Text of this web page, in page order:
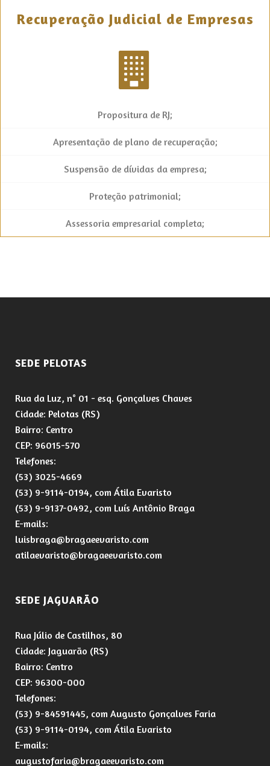
Recuperação Judicial de Empresas
Propositura de RJ;
Apresentação de plano de recuperação;
Suspensão de dívidas da empresa;
Proteção patrimonial;
Assessoria empresarial completa;
SEDE PELOTAS
Rua da Luz, n° 01 - esq. Gonçalves Chaves
Cidade: Pelotas (RS)
Bairro: Centro
CEP: 96015-570
Telefones:
(53) 3025-4669
(53) 9-9114-0194, com Átila Evaristo
(53) 9-9137-0492, com Luís Antônio Braga
E-mails:
luisbraga@bragaeevaristo.com
atilaevaristo@bragaeevaristo.com
SEDE JAGUARÃO
Rua Júlio de Castilhos, 80
Cidade: Jaguarão (RS)
Bairro: Centro
CEP: 96300-000
Telefones:
(53) 9-84591445, com Augusto Gonçalves Faria
(53) 9-9114-0194, com Átila Evaristo
E-mails:
augustofaria@bragaeevaristo.com